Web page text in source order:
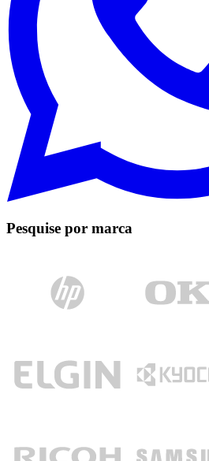
Pesquise por marca